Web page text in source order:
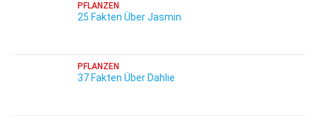
PFLANZEN
25 Fakten Über Jasmin
PFLANZEN
37 Fakten Über Dahlie